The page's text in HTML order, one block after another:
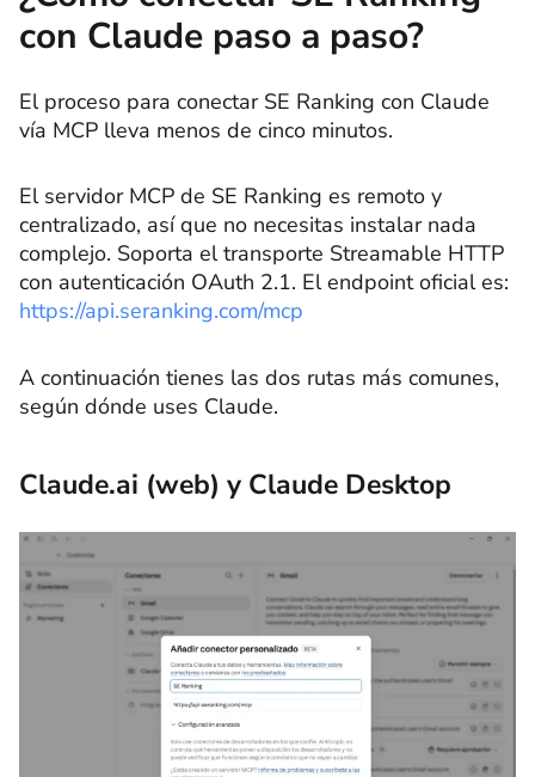
con Claude paso a paso?
El proceso para conectar SE Ranking con Claude
vía MCP lleva menos de cinco minutos.
El servidor MCP de SE Ranking es remoto y
centralizado, así que no necesitas instalar nada
complejo. Soporta el transporte Streamable HTTP
con autenticación OAuth 2.1. El endpoint oficial es:
https://api.seranking.com/mcp
A continuación tienes las dos rutas más comunes,
según dónde uses Claude.
Claude.ai (web) y Claude Desktop